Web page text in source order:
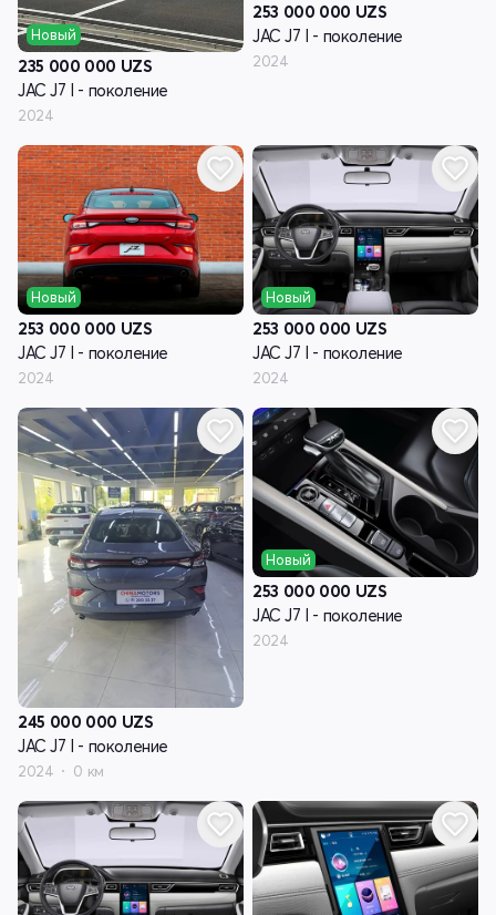
Новый
235 000 000 UZS
JAC J7 I - поколение
2024
253 000 000 UZS
JAC J7 I - поколение
2024
Новый
253 000 000 UZS
JAC J7 I - поколение
2024
Новый
253 000 000 UZS
JAC J7 I - поколение
2024
245 000 000 UZS
JAC J7 I - поколение
2024 0 км
Новый
253 000 000 UZS
JAC J7 I - поколение
2024